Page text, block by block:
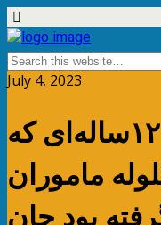
July 4, 2023
ملیکا برجی، کودک ۱۲ساله‌ای که
هدف گلوله ماموران
بود جان